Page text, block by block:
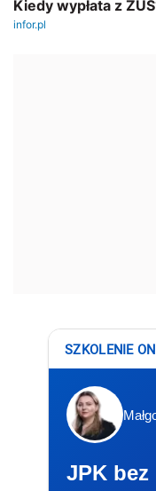
SZKOLENIE
JPK bez